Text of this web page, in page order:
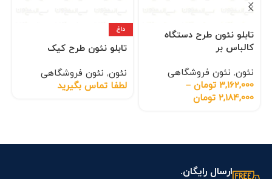
تابلو نئون طرح دستگاه
کالباس بر
نئون, نئون فروشگاهی
3,162,000 تومان –
2,184,000 تومان
داغ
تابلو نئون طرح کیک
نئون, نئون فروشگاهی
لطفا تماس بگیرید
ارسال رایگان.